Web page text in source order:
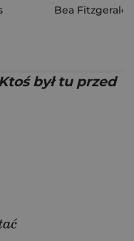
Bea Fitzgerald
był tu przed